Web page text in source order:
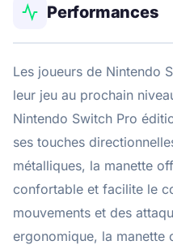
Performances
Les joueurs de Nintendo
leur jeu au prochain
Nintendo Switch Pro
ses touches
métalliques, la manette
confortable et facilite le
mouvements et des
ergonomique, la manette